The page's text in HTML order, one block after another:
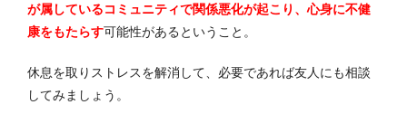
が属しているコミュニティで関係悪化が起こり、心身に不健
康をもたらす可能性があるということ。
休息を取りストレスを解消して、必要であれば友人にも相談
してみましょう。